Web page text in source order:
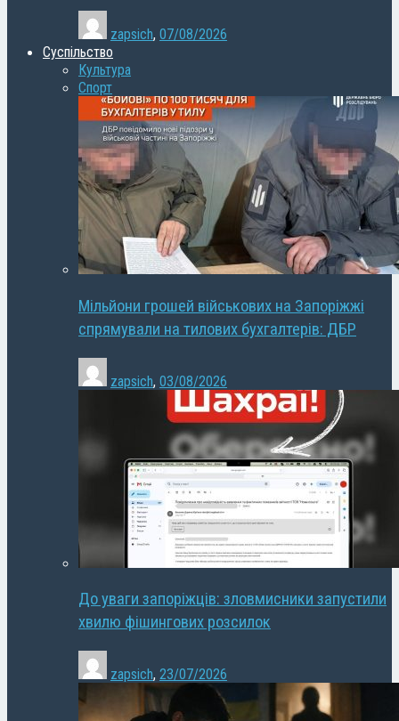
zapsich, 07/08/2026
Суспільство
Культура
Спорт
Мільйони грошей військових на Запоріжжі
спрямували на тилових бухгалтерів: ДБР
zapsich, 03/08/2026
До уваги запоріжців: зловмисники запустили
хвилю фішингових розсилок
zapsich, 23/07/2026